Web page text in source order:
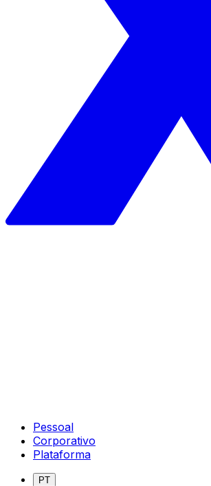
Pessoal
Corporativo
Plataforma
PT